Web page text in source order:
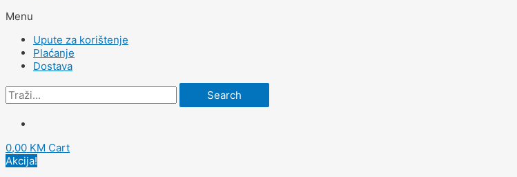
Menu
Upute za korištenje
Plaćanje
Dostava
Search
0,00 KM Cart
Akcija!